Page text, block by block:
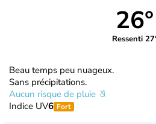
26°
Ressenti
Beau temps peu nuageux.
Sans précipitations.
Aucun risque de pluie
Indice UV6 Fort